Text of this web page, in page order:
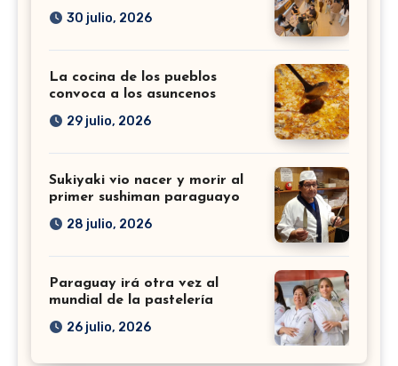
30 julio, 2026
La cocina de los pueblos
convoca a los asuncenos
29 julio, 2026
Sukiyaki vio nacer y morir al
primer sushiman paraguayo
28 julio, 2026
Paraguay irá otra vez al
mundial de la pastelería
26 julio, 2026